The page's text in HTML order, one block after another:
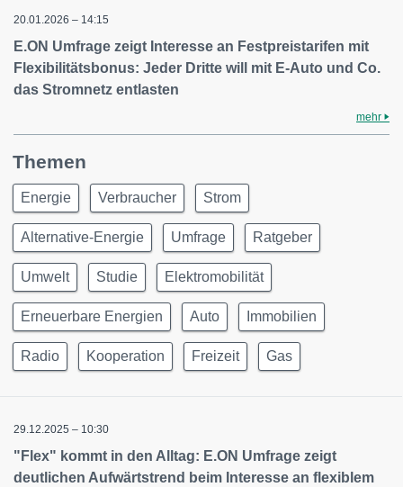
20.01.2026 – 14:15
E.ON Umfrage zeigt Interesse an Festpreistarifen mit
Flexibilitätsbonus: Jeder Dritte will mit E-Auto und Co.
das Stromnetz entlasten
mehr
Themen
Energie Verbraucher Strom
Alternative-Energie Umfrage Ratgeber
Umwelt Studie Elektromobilität
Erneuerbare Energien Auto Immobilien
Radio Kooperation Freizeit Gas
29.12.2025 – 10:30
"Flex" kommt in den Alltag: E.ON Umfrage zeigt
deutlichen Aufwärtstrend beim Interesse an flexiblem